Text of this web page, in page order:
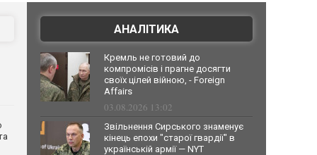
АНАЛІТИКА
Кремль не готовий до
компромісів і прагне досягти
своїх цілей війною, - Foreign
Affairs
03.08.2026 13:02
Звільнення Сирського знаменує
кінець епохи "старої гвардії" в
українській армії — NYT